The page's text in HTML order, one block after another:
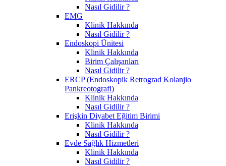
Nasıl Gidilir ?
EMG
Klinik Hakkında
Nasıl Gidilir ?
Endoskopi Ünitesi
Klinik Hakkında
Birim Çalışanları
Nasıl Gidilir ?
ERCP (Endoskopik Retrograd Kolanjio
Pankreotografi)
Klinik Hakkında
Nasıl Gidilir ?
Erişkin Diyabet Eğitim Birimi
Klinik Hakkında
Nasıl Gidilir ?
Evde Sağlık Hizmetleri
Klinik Hakkında
Nasıl Gidilir ?